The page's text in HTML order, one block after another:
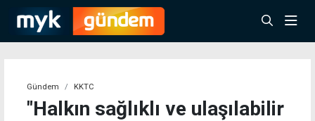
Gündem KKTC
"Halkın sağlıklı ve ulaşılabilir